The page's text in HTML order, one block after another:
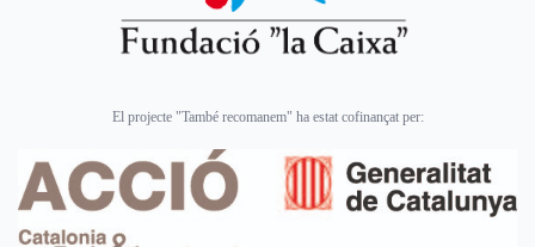
El projecte "També recomanem" ha estat cofinançat per: